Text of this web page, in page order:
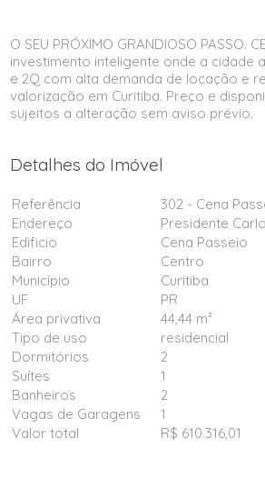
O SEU PRÓXIMO GRANDIOSO PASSO.
investimento inteligente onde a cidade
e 2Q com alta demanda de locação e
valorização em Curitiba. Preço e
sujeitos a alteração sem aviso prévio.
Detalhes do Imóvel
Referência
302 - Cena
Endereço
Presidente
Edificio
Cena Passeio
Bairro
Centro
Município
Curitiba
UF
PR
Área privativa
44,44 m²
Tipo de uso
residencial
Dormitórios
2
Suítes
1
Banheiros
2
Vagas de Garagens
1
Valor total
R$ 610.316,01